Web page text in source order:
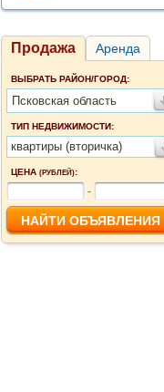
Продажа Аренда
ВЫБРАТЬ РАЙОН/ГОРОД:
Псковская область
ТИП НЕДВИЖИМОСТИ:
квартиры (вторичка)
ЦЕНА (РУБЛЕЙ):
-